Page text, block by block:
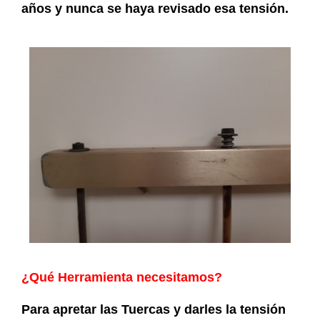
años y nunca se haya revisado esa tensión.
¿Qué Herramienta necesitamos?
Para apretar las Tuercas y darles la tensión